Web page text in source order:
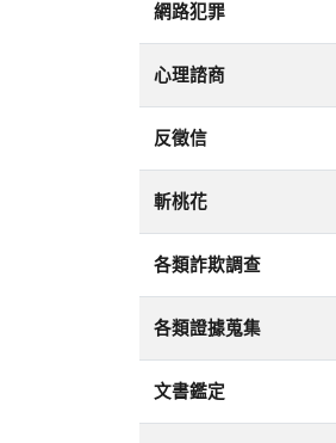
網路犯罪
心理諮商
反徵信
斬桃花
各類詐欺調查
各類證據蒐集
文書鑑定